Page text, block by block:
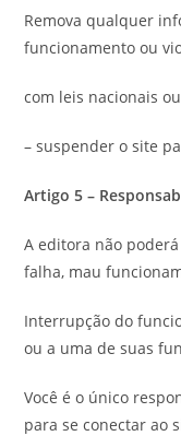
Remova qualquer
funcionamento ou
com leis nacionais
– suspender o site
Artigo 5 –
A editora não
falha, mau
Interrupção do
ou a uma de suas
Você é o único
para se conectar ao